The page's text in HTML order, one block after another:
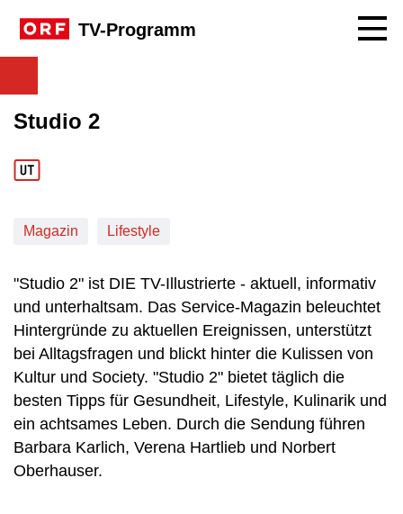
TV-Programm
Studio 2
Magazin Lifestyle
"Studio 2" ist DIE TV-Illustrierte - aktuell, informativ
und unterhaltsam. Das Service-Magazin beleuchtet
Hintergründe zu aktuellen Ereignissen, unterstützt
bei Alltagsfragen und blickt hinter die Kulissen von
Kultur und Society. "Studio 2" bietet täglich die
besten Tipps für Gesundheit, Lifestyle, Kulinarik und
ein achtsames Leben. Durch die Sendung führen
Barbara Karlich, Verena Hartlieb und Norbert
Oberhauser.